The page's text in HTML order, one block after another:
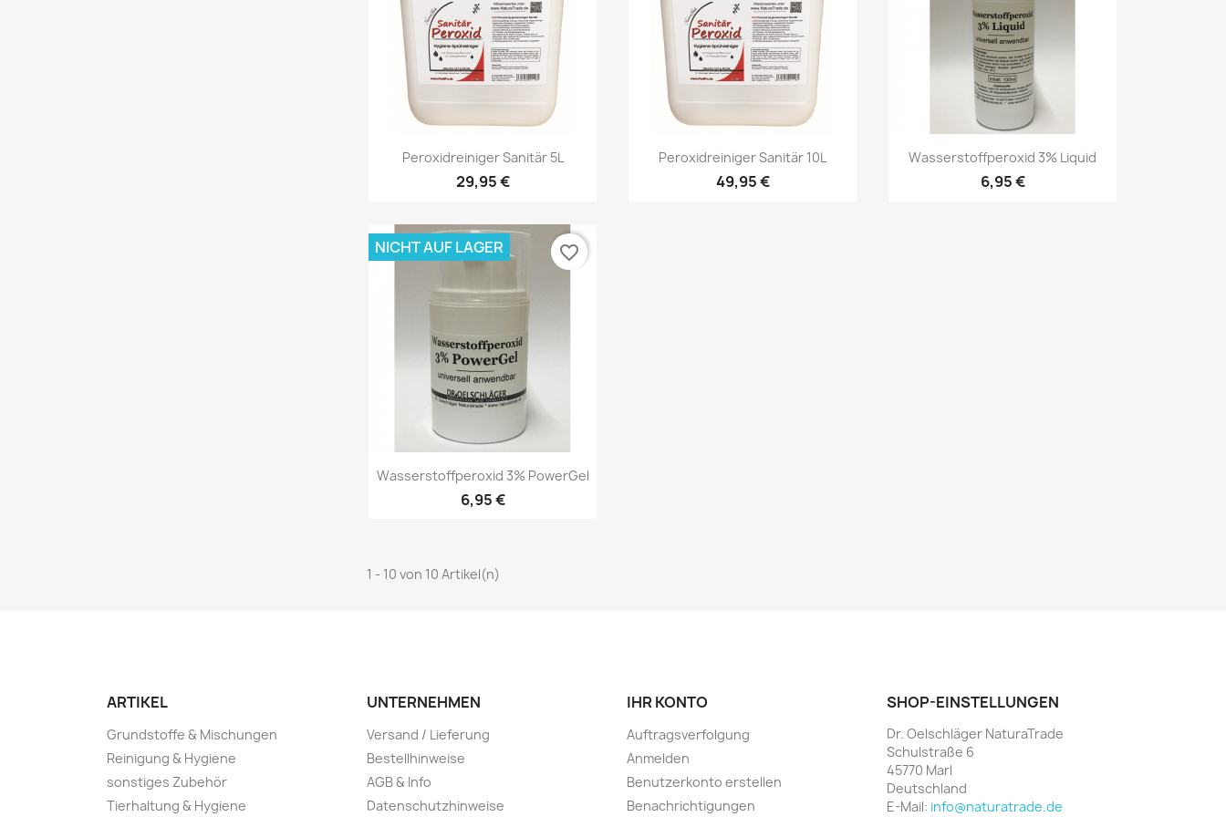
Vorschau
Peroxidreiniger Sanitär 5L
29,95 €
Vorschau
Peroxidreiniger Sanitär 10L
49,95 €
Vorschau
Wasserstoffperoxid 3% Liquid
6,95 €
Vorschau
Wasserstoffperoxid 3% PowerGel
6,95 €
NICHT AUF LAGER favorite_border
1 - 10 von 10 Artikel(n)
ARTIKEL
Grundstoffe & Mischungen
Reinigung & Hygiene
sonstiges Zubehör
Tierhaltung & Hygiene
UNTERNEHMEN
Versand / Lieferung
Bestellhinweise
AGB & Info
Datenschutzhinweise
IHR KONTO
Auftragsverfolgung
Anmelden
Benutzerkonto erstellen
Benachrichtigungen
SHOP-EINSTELLUNGEN
Dr. Oelschläger NaturaTrade
Schulstraße 6
45770 Marl
Deutschland
E-Mail: info@naturatrade.de